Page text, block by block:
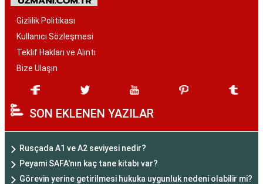
Gizlilik Politikası
Kullanıcı Sözleşmesi
Teklif Hakları ve Alıntı
Bize Ulaşın
SON EKLENEN YAZILAR
Rusçada A1 ve A2 seviyesi nedir?
Peyami SAFA'nın kaç tane kitabı var?
Görevin yerine getirilmesi hukuka uygunluk nedeni olabilir mi?